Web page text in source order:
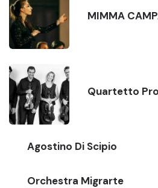
MIMMA
Quartetto
Agostino Di Scipio
Orchestra Migrarte